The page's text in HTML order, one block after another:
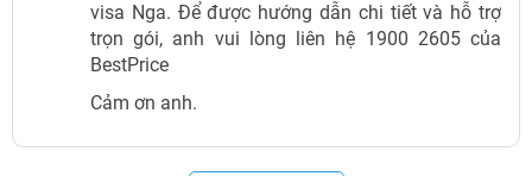
visa Nga. Để được hướng dẫn chi tiết và hỗ trợ
trọn gói, anh vui lòng liên hệ 1900 2605 của
BestPrice
Cảm ơn anh.